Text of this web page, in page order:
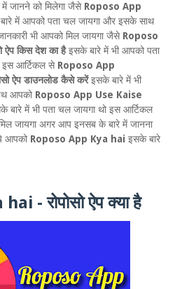
जानने को मिलेगा जैसे Roposo App
में आपको पता चल जायगा और इसके साथ
भी आपको मिल जायगा जैसे Roposo
ऐप किस देश का हैइसके बारे में भी आपको पता
आर्टिकल से Roposo App
ऐप डाउनलोड कैसे करेंइसके बारे में भी
आपको Roposo App Use Kaise
बारे में भी पता चल जायगा थो इस आर्टिकल
जायगा अगर आप इनसब के बारे में जानना
आपको Roposo App Kya hai इसके बारे
- रोपोसो ऐप क्या है